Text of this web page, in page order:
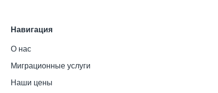
Навигация
О нас
Миграционные услуги
Наши цены